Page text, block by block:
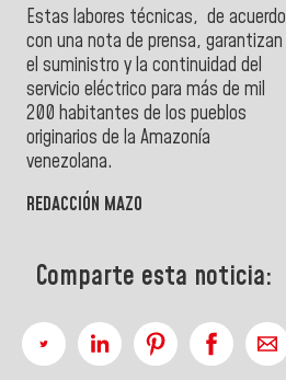
Estas labores técnicas, de acuerdo
con una nota de prensa, garantizan
el suministro y la continuidad del
servicio eléctrico para más de mil
200 habitantes de los pueblos
originarios de la Amazonía
venezolana.
REDACCIÓN MAZO
Comparte esta noticia: